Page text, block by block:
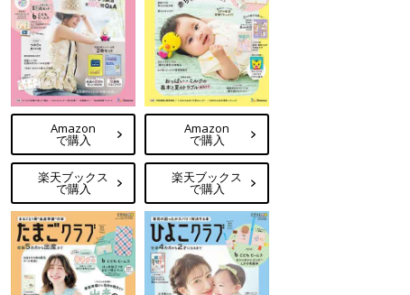
Amazon
で購入
楽天ブックス
で購入
Amazon
で購入
楽天ブックス
で購入